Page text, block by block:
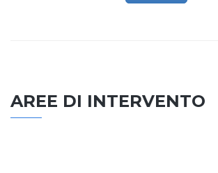
AREE DI INTERVENTO